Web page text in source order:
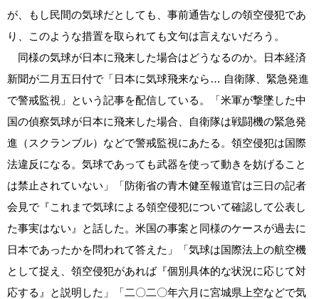
が、もし民間の気球だとしても、事前通告なしの領空侵犯であ
り、このような措置を取られても文句は言えないだろう。
同様の気球が日本に飛来した場合はどうなるのか。日本経済
新聞が二月五日付で「日本に気球飛来なら… 自衛隊、緊急発進
で警戒監視」という記事を配信している。「米軍が撃墜した中
国の偵察気球が日本に飛来した場合、自衛隊は戦闘機の緊急発
進（スクランブル）などで警戒監視にあたる。領空侵犯は国際
法違反になる。気球であっても武器を使って動きを妨げること
は禁止されていない」「防衛省の青木健至報道官は三日の記者
会見で『これまで気球による領空侵犯について確認して公表し
た事実はない』と話した。米国の事案と同様のケースが過去に
日本であったかを問われて答えた」「気球は国際法上の航空機
として捉え、領空侵犯があれば『個別具体的な状況に応じて対
応する』と説明した」「二〇二〇年六月に宮城県上空などで気